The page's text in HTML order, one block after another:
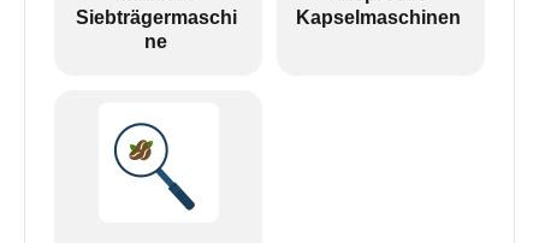
Siebträgermaschi
ne
Kapselmaschinen